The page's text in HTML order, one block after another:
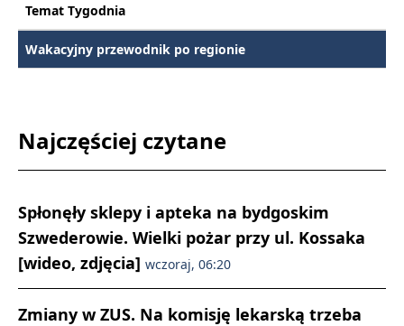
Temat Tygodnia
Wakacyjny przewodnik po regionie
Najczęściej czytane
Spłonęły sklepy i apteka na bydgoskim
Szwederowie. Wielki pożar przy ul. Kossaka
[wideo, zdjęcia] wczoraj, 06:20
Zmiany w ZUS. Na komisję lekarską trzeba